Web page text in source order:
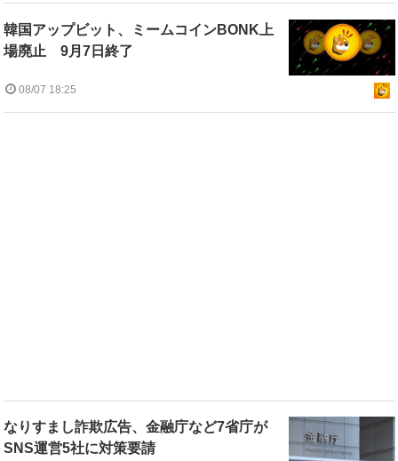
韓国アップビット、ミームコインBONK上
場廃止 9月7日終了
08/07 18:25
なりすまし詐欺広告、金融庁など7省庁が
SNS運営5社に対策要請